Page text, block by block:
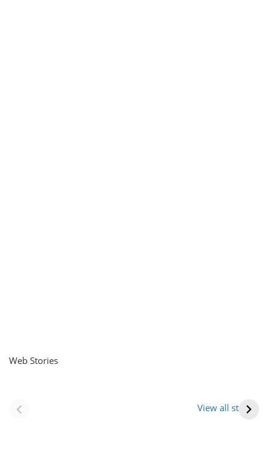
Web Stories
View all stories
(राजस्थान) |
Formation Of New
आभूषण (women’s